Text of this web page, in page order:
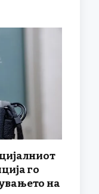
го
на